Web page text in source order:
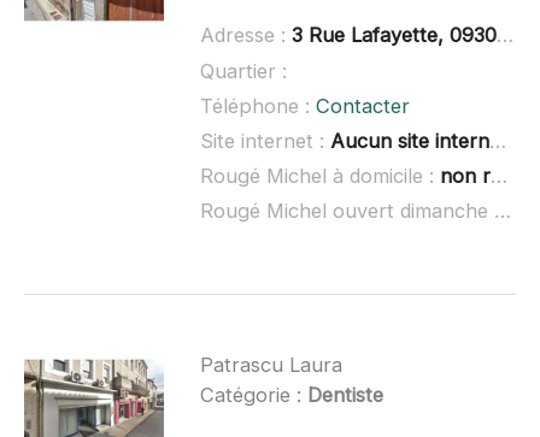
Adresse : 3 Rue Lafayette, 09300 Lavelanet
Quartier :
Téléphone : Contacter
Site internet : Aucun site internet connu
Rougé Michel à domicile : non renseigné
Rougé Michel ouvert dimanche :
Patrascu Laura
Catégorie : Dentiste